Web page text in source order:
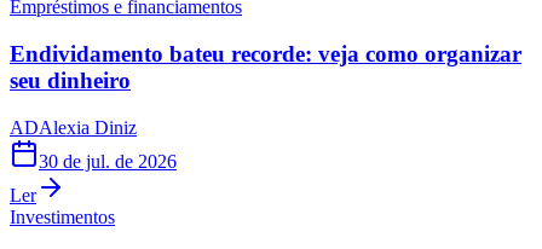
Empréstimos e financiamentos
Endividamento bateu recorde: veja como organizar
seu dinheiro
ADAlexia Diniz
30 de jul. de 2026
Ler
Investimentos